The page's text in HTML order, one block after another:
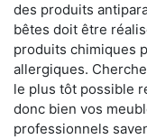
des produits
bêtes doit être
produits chimiques
allergiques.
le plus tôt possible
donc bien vos
professionnels